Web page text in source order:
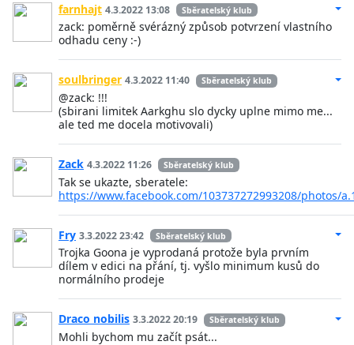
farnhajt 4.3.2022 13:08 Sběratelský klub
zack: poměrně svérázný způsob potvrzení vlastního
odhadu ceny :-)
soulbringer 4.3.2022 11:40 Sběratelský klub
@zack: !!!
(sbirani limitek Aarkghu slo dycky uplne mimo me...
ale ted me docela motivovali)
Zack 4.3.2022 11:26 Sběratelský klub
Tak se ukazte, sberatele:
https://www.facebook.com/103737272993208/photos/
Fry 3.3.2022 23:42 Sběratelský klub
Trojka Goona je vyprodaná protože byla prvním
dílem v edici na přání, tj. vyšlo minimum kusů do
normálního prodeje
Draco nobilis 3.3.2022 20:19 Sběratelský klub
Mohli bychom mu začít psát...